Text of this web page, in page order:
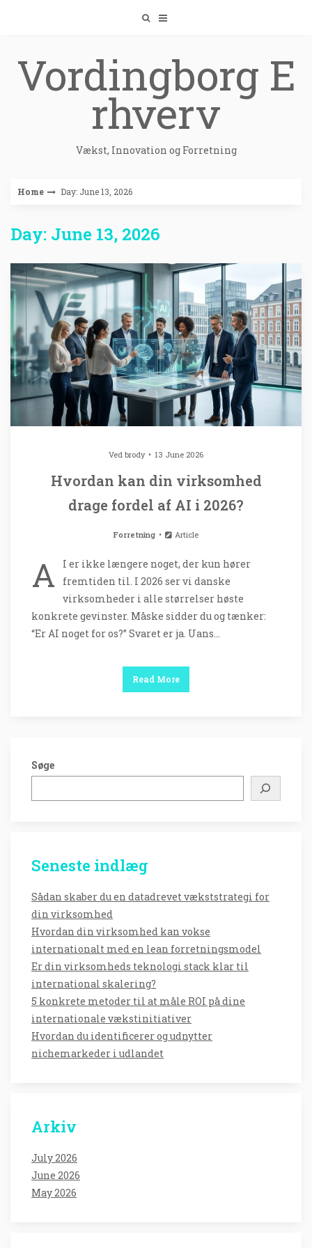
Vordingborg E
rhverv
Vækst, Innovation og Forretning
Home Day: June 13, 2026
Day: June 13, 2026
Ved brody 13 June 2026
Hvordan kan din virksomhed
drage fordel af AI i 2026?
Forretning Article
A
I er ikke længere noget, der kun hører
fremtiden til. I 2026 ser vi danske
virksomheder i alle størrelser høste
konkrete gevinster. Måske sidder du og tænker:
“Er AI noget for os?” Svaret er ja. Uans…
Read More
Søge
Seneste indlæg
Sådan skaber du en datadrevet vækststrategi for
din virksomhed
Hvordan din virksomhed kan vokse
internationalt med en lean forretningsmodel
Er din virksomheds teknologi stack klar til
international skalering?
5 konkrete metoder til at måle ROI på dine
internationale vækstinitiativer
Hvordan du identificerer og udnytter
nichemarkeder i udlandet
Arkiv
July 2026
June 2026
May 2026